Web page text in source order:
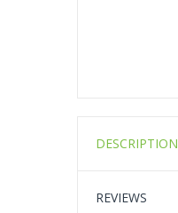
DESCRIPTION
REVIEWS